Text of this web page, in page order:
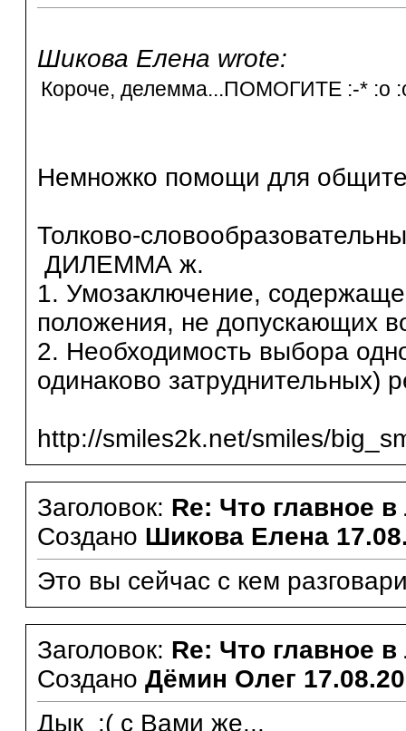
Шикова Елена wrote:
Короче, делемма...ПОМОГИТЕ :-* :o
Немножко помощи для
Толково-
ДИЛЕММА ж.
1. Умозаключение,
положения, не допускающих
2. Необходимость выбора
одинаково затруднительных)
http://smiles2k.net/smiles/
Заголовок: Re: Что главное в
Создано Шикова Елена
Это вы сейчас с кем
Заголовок: Re: Что главное в
Создано Дёмин Олег
Дык :( с Вами же...